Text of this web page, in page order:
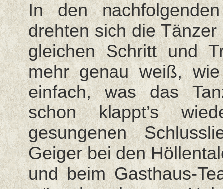
In den
drehten sich die
gleichen Schritt und
mehr genau weiß,
einfach, was das
schon klappt’s
gesungenen
Geiger bei den
und beim Gasthaus-